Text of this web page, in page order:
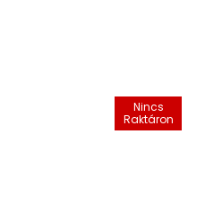
Nincs
Raktáron